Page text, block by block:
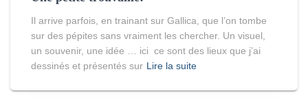
Il arrive parfois, en trainant sur Gallica, que l’on tombe
sur des pépites sans vraiment les chercher. Un visuel,
un souvenir, une idée … ici ce sont des lieux que j’ai
dessinés et présentés sur Lire la suite